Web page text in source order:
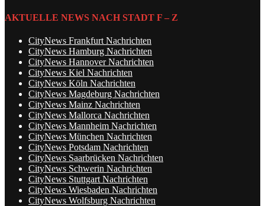
AKTUELLE NEWS NACH STADT F – Z
CityNews Frankfurt Nachrichten
CityNews Hamburg Nachrichten
CityNews Hannover Nachrichten
CityNews Kiel Nachrichten
CityNews Köln Nachrichten
CityNews Magdeburg Nachrichten
CityNews Mainz Nachrichten
CityNews Mallorca Nachrichten
CityNews Mannheim Nachrichten
CityNews München Nachrichten
CityNews Potsdam Nachrichten
CityNews Saarbrücken Nachrichten
CityNews Schwerin Nachrichten
CityNews Stuttgart Nachrichten
CityNews Wiesbaden Nachrichten
CityNews Wolfsburg Nachrichten